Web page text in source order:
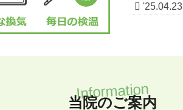
'25.04.23
当院のご案内